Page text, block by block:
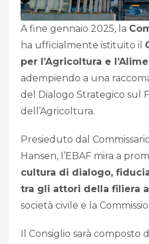
A fine gennaio 2025, la
ha ufficialmente istituito il
per l’Agricoltura e
adempiendo a una
del Dialogo Strategico sul
dell’Agricoltura.
Presieduto dal
Hansen, l’EBAF mira a
cultura di dialogo,
tra gli attori della filiera
società civile e la
Il Consiglio sarà composto